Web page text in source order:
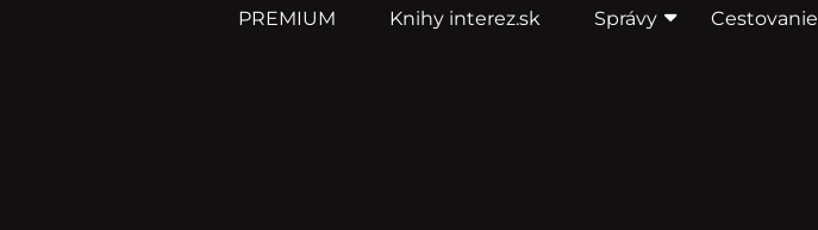
PREMIUM Knihy interez.sk Správy Cestovanie